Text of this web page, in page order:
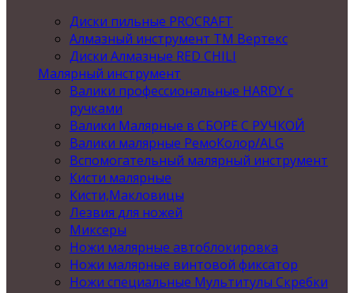
Диски пильные PROCRAFT
Алмазный инструмент ТМ Вертекс
Диски Алмазные RED CHILI
Малярный инструмент
Валики профессиональные HARDY с
ручками
Валики Малярные в СБОРЕ С РУЧКОЙ
Валики малярные РемоКолор/ALG
Вспомогательный малярный инструмент
Кисти малярные
Кисти,Макловицы
Лезвия для ножей
Миксеры
Ножи малярные автоблокировка
Ножи малярные винтовой фиксатор
Ножи специальные Мультитулы Скребки